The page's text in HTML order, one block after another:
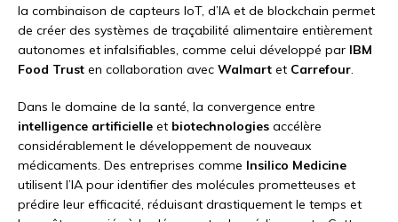
la combinaison de capteurs IoT, d’IA et de blockchain permet
de créer des systèmes de traçabilité alimentaire entièrement
autonomes et infalsifiables, comme celui développé par IBM
Food Trust en collaboration avec Walmart et Carrefour.
Dans le domaine de la santé, la convergence entre
intelligence artificielle et biotechnologies accélère
considérablement le développement de nouveaux
médicaments. Des entreprises comme Insilico Medicine
utilisent l’IA pour identifier des molécules prometteuses et
prédire leur efficacité, réduisant drastiquement le temps et